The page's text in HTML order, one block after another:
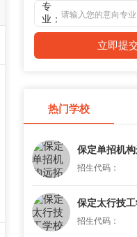
专
业：
立即提
热门学校
保定单招机
招生代码：
保定太行技
招生代码：